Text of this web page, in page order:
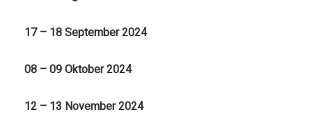
17 – 18 September 2024
08 – 09 Oktober 2024
12 – 13 November 2024